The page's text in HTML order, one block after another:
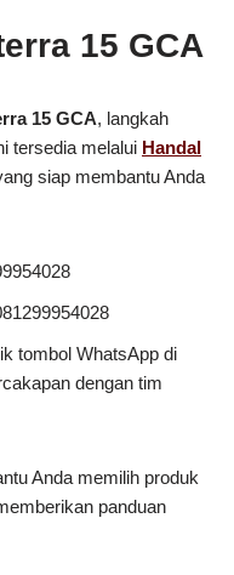
15 GCA
15 GCA, langkah
tersedia melalui Handal
siap membantu Anda
tombol WhatsApp di
dengan tim
Anda memilih produk
panduan